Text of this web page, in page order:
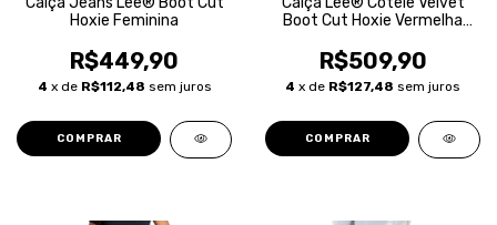
Hoxie Feminina
R$449,90
4 x de R$112,48 sem juros
COMPRAR
Boot Cut Hoxie Vermelha
R$509,90
4 x de R$127,48 sem juros
COMPRAR